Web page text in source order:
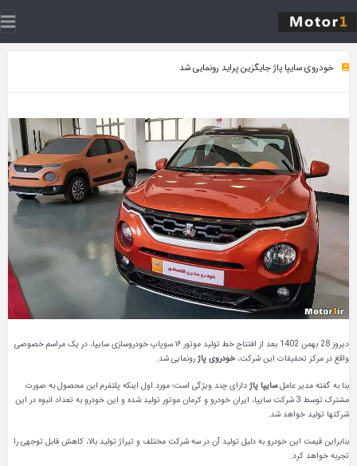
پاژ جایگزین پراید رونمایی شد
دیروز 28 بهمن 1402 بعد از افتتاح خط تولید موتور ۱۶ سوپاپ خودروسازی سایپا، در یک مراسم خصوصی
این شرکت،خودروی پاژرونمایی شد.
عاملسایپا پاژدارای چند ویژگی است؛ مورد اول اینکه پلتفرم این محصول به صورت
مشترک توسط 3 شرکت سایپا، ایران خودرو و کرمان موتور تولید شده و این خودرو به تعداد انبوه در این
شد.
خودرو به دلیل تولید آن در سه شرکت مختلف و تیراژ تولید بالا، کاهش قابل توجهی را